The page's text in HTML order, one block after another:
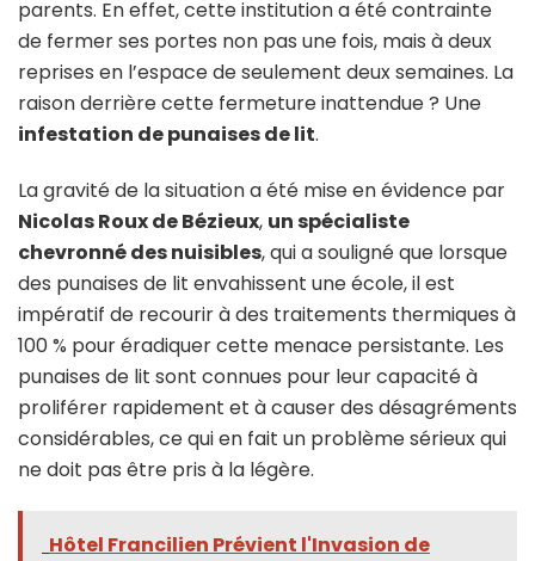
parents. En effet, cette institution a été contrainte
de fermer ses portes non pas une fois, mais à deux
reprises en l’espace de seulement deux semaines. La
raison derrière cette fermeture inattendue ? Une
infestation de punaises de lit.
La gravité de la situation a été mise en évidence par
Nicolas Roux de Bézieux, un spécialiste
chevronné des nuisibles, qui a souligné que lorsque
des punaises de lit envahissent une école, il est
impératif de recourir à des traitements thermiques à
100 % pour éradiquer cette menace persistante. Les
punaises de lit sont connues pour leur capacité à
proliférer rapidement et à causer des désagréments
considérables, ce qui en fait un problème sérieux qui
ne doit pas être pris à la légère.
Hôtel Francilien Prévient l'Invasion de